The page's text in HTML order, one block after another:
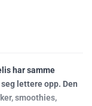
har samme
lettere opp. Den
smoothies,